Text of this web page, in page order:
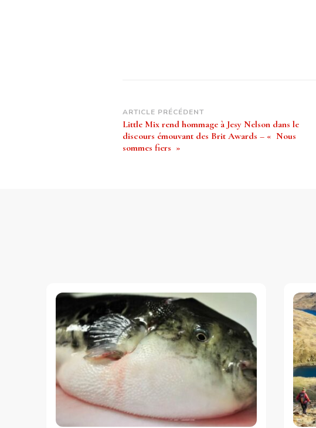
Navigation
d’article
ARTICLE PRÉCÉDENT
Little Mix rend hommage à Jesy Nelson dans le
discours émouvant des Brit Awards – « Nous
sommes fiers »